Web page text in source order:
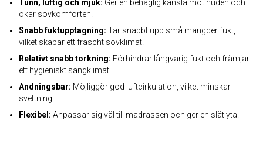
Tunn, luftig och mjuk: Ger en behaglig känsla mot huden och
ökar sovkomforten.
Snabb fuktupptagning: Tar snabbt upp små mängder fukt,
vilket skapar ett fräscht sovklimat.
Relativt snabb torkning: Förhindrar långvarig fukt och främjar
ett hygieniskt sängklimat.
Andningsbar: Möjliggör god luftcirkulation, vilket minskar
svettning.
Flexibel: Anpassar sig väl till madrassen och ger en slät yta.